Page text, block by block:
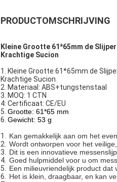
PRODUCTOMSCHRIJVING
Kleine Grootte 61*65mm de
Krachtige Sucion
1. Kleine Grootte 61*65mm de
Krachtige Sucion
2. Materiaal: ABS+tungstenstaal
3. MOQ: 1 CTN
4: Certificaat: CE/EU
5. Grootte: 61*65 mm
6. Gewicht: 53 g
1. Kan gemakkelijk aan om het
2. Wordt ontworpen voor het
3. Dit is een innovatieve
4. Goed hulpmiddel voor u om
5. Een milieuvriendelijk product dat
6. Het is klein, draagbaar, en kan